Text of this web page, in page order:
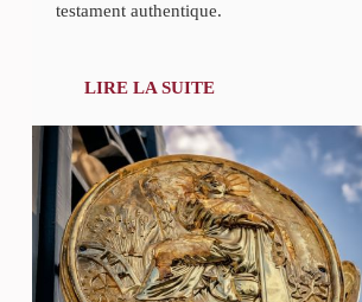
testament authentique.
LIRE LA SUITE